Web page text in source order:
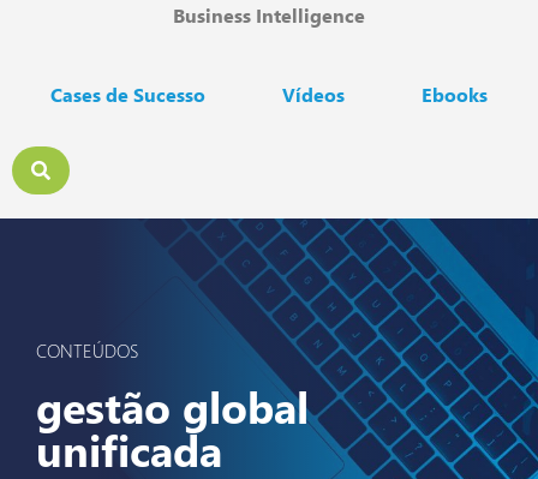
Business Intelligence
Cases de Sucesso Vídeos Ebooks
CONTEÚDOS
gestão global
unificada